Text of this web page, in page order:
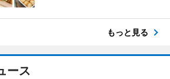
もっと見る
ース